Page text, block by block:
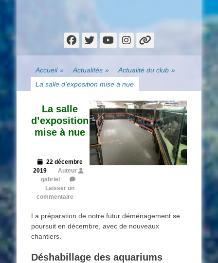
Facebook
Twitter
YouTube
Instagram
Accueil » Actualités » Actualité du club »
La salle d’exposition mise à nue
La salle
d’exposition
mise à nue
Posted
on
22 décembre
2019
Auteur
gabriel
Laisser un
commentaire
La préparation de notre futur déménagement se
poursuit en décembre, avec de nouveaux
chantiers.
Déshabillage des aquariums